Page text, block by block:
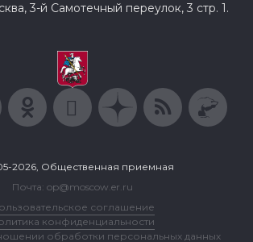
3-й Самотечный переулок, 3 стр. 1.
2026, Общественная приемная
Почта: op@moscow.er.ru
соглашение
конфиденциальности
обработки персональных данных